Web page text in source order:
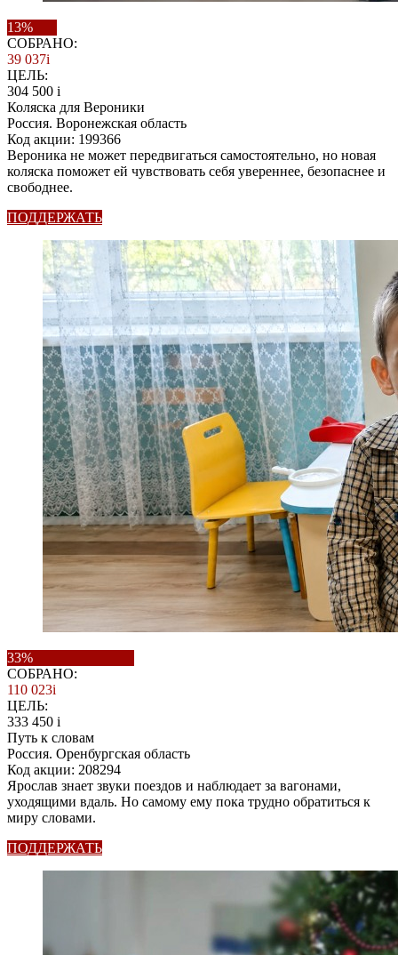
13%
СОБРАНО:
39 037i
ЦЕЛЬ:
304 500 i
Коляска для Вероники
Россия. Воронежская область
Код акции: 199366
Вероника не может передвигаться самостоятельно, но новая
коляска поможет ей чувствовать себя увереннее, безопаснее и
свободнее.
ПОДДЕРЖАТЬ
33%
СОБРАНО:
110 023i
ЦЕЛЬ:
333 450 i
Путь к словам
Россия. Оренбургская область
Код акции: 208294
Ярослав знает звуки поездов и наблюдает за вагонами,
уходящими вдаль. Но самому ему пока трудно обратиться к
миру словами.
ПОДДЕРЖАТЬ